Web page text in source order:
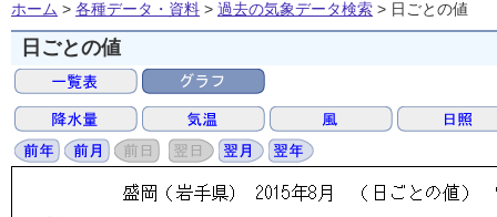
ホーム > 各種データ・資料 > 過去の気象データ検索 > 日ごとの値
日ごとの値